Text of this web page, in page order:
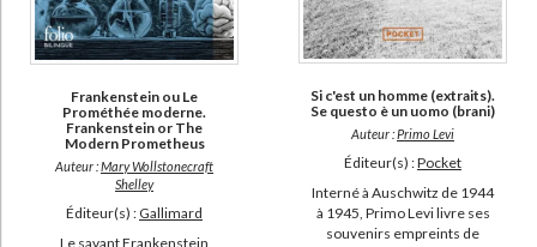
Frankenstein ou Le
Prométhée moderne.
Frankenstein or The
Modern Prometheus
Auteur :Mary Wollstonecraft
Shelley
Éditeur(s) : Gallimard
Le savant Frankenstein
Si c'est un homme (extraits).
Se questo è un uomo (brani)
Auteur :Primo Levi
Éditeur(s) :Pocket
Interné à Auschwitz de 1944
à 1945, Primo Levi livre ses
souvenirs empreints de